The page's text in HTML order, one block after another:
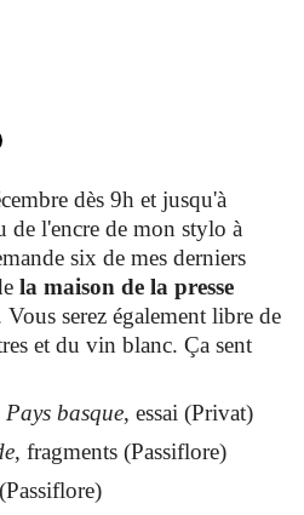
dès 9h et jusqu'à
de l'encre de mon stylo à
six de mes derniers
la maison de la presse
Vous serez également libre de
et du vin blanc. Ça sent
basque, essai (Privat)
, fragments (Passiflore)